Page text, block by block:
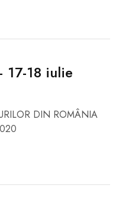
17-18 iulie
DIN ROMÂNIA